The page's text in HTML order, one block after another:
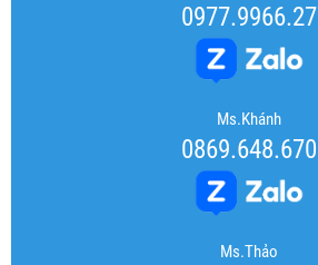
0977.9966.27
Ms.Khánh
0869.648.670
Ms.Thảo